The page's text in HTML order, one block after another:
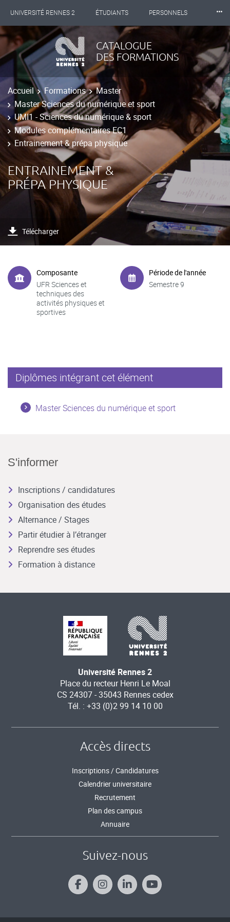
UNIVERSITÉ RENNES 2 ÉTUDIANTS PERSONNELS
INTERNATIONAL PROFESSIONNELS BIBLIOTHÈQUES
LES NOUVELLES DE RENNES 2
⸱⸱⸱
CATALOGUE
DES FORMATIONS
Accueil Formations
Master
Master Sciences du numérique et sport
UMI1 - Sciences du numérique & sport
Modules complémentaires EC1
Entrainement & prépa physique
ENTRAINEMENT &
PRÉPA PHYSIQUE
Télécharger
Composante
UFR Sciences et
techniques des
activités physiques et
sportives
Période de l'année
Semestre 9
Diplômes intégrant cet élément
Master Sciences du numérique et sport
S'informer
Inscriptions / candidatures
Organisation des études
Alternance / Stages
Partir étudier à l’étranger
Reprendre ses études
Formation à distance
Université Rennes 2
Place du recteur Henri Le Moal
CS 24307 - 35043 Rennes cedex
Tél. : +33 (0)2 99 14 10 00
Accès directs
Inscriptions / Candidatures
Calendrier universitaire
Recrutement
Plan des campus
Annuaire
Suivez-nous